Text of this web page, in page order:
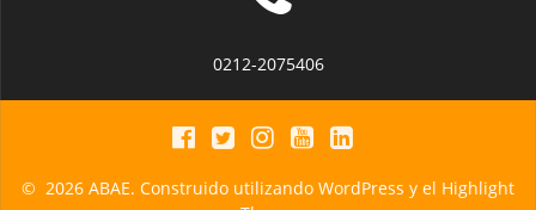
0212-2075406
© 2026 ABAE. Construido utilizando WordPress y el Highlight